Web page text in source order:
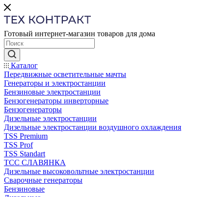
Готовый интернет-магазин товаров для дома
Каталог
Передвижные осветительные мачты
Генераторы и электростанции
Бензиновые электростанции
Бензогенераторы инверторные
Бензогенераторы
Дизельные электростанции
Дизельные электростанции воздушного охлаждения
TSS Premium
TSS Prof
TSS Standart
ТСС СЛАВЯНКА
Дизельные высоковольтные электростанции
Сварочные генераторы
Бензиновые